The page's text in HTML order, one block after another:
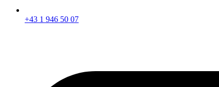
+43 1 946 50 07